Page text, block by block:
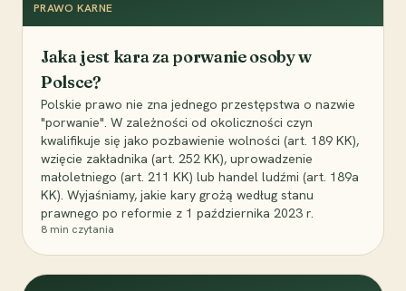
PRAWO KARNE
Jaka jest kara za porwanie osoby w
Polsce?
Polskie prawo nie zna jednego przestępstwa o nazwie
"porwanie". W zależności od okoliczności czyn
kwalifikuje się jako pozbawienie wolności (art. 189 KK),
wzięcie zakładnika (art. 252 KK), uprowadzenie
małoletniego (art. 211 KK) lub handel ludźmi (art. 189a
KK). Wyjaśniamy, jakie kary grożą według stanu
prawnego po reformie z 1 października 2023 r.
8 min czytania